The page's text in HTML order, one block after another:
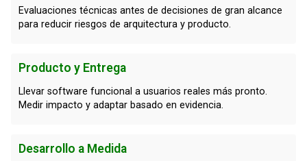
Evaluaciones técnicas antes de decisiones de gran alcance
para reducir riesgos de arquitectura y producto.
Producto y Entrega
Llevar software funcional a usuarios reales más pronto.
Medir impacto y adaptar basado en evidencia.
Desarrollo a Medida